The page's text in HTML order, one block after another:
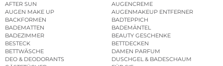
AFTER SUN
AUGENCREME
AUGEN MAKE UP
AUGENMAKEUP ENTFERNER
BACKFORMEN
BADTEPPICH
BADEMATTEN
BADEMÄNTEL
BADEZIMMER
BEAUTY GESCHENKE
BESTECK
BETTDECKEN
BETTWÄSCHE
DAMEN PARFUM
DEO & DEODORANTS
DUSCHGEL & BADESCHAUM